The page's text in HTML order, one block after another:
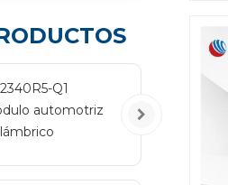
Q1
automotriz